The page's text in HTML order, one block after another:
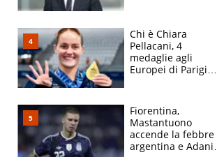
Chi è Chiara
Pellacani, 4
medaglie agli
Europei di Parigi
giornalista, mamma
insegnante e il
fratello calciatore
Fiorentina,
Mastantuono
accende la febbre
argentina e Adani